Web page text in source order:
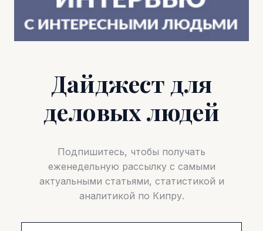
Дайджест для
деловых людей
Подпишитесь, чтобы получать
еженедельную рассылку с самыми
актуальными статьями, статистикой и
аналитикой по Кипру.